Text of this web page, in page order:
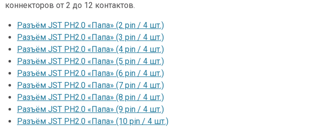
коннекторов от 2 до 12 контактов.
Разъём JST PH2.0 «Папа» (2 pin / 4 шт.)
Разъём JST PH2.0 «Папа» (3 pin / 4 шт.)
Разъём JST PH2.0 «Папа» (4 pin / 4 шт.)
Разъём JST PH2.0 «Папа» (5 pin / 4 шт.)
Разъём JST PH2.0 «Папа» (6 pin / 4 шт.)
Разъём JST PH2.0 «Папа» (7 pin / 4 шт.)
Разъём JST PH2.0 «Папа» (8 pin / 4 шт.)
Разъём JST PH2.0 «Папа» (9 pin / 4 шт.)
Разъём JST PH2.0 «Папа» (10 pin / 4 шт.)